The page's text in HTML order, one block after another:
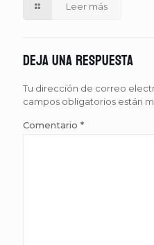
Leer más
Deja una respuesta
Tu dirección de correo
campos obligatorios están
Comentario *